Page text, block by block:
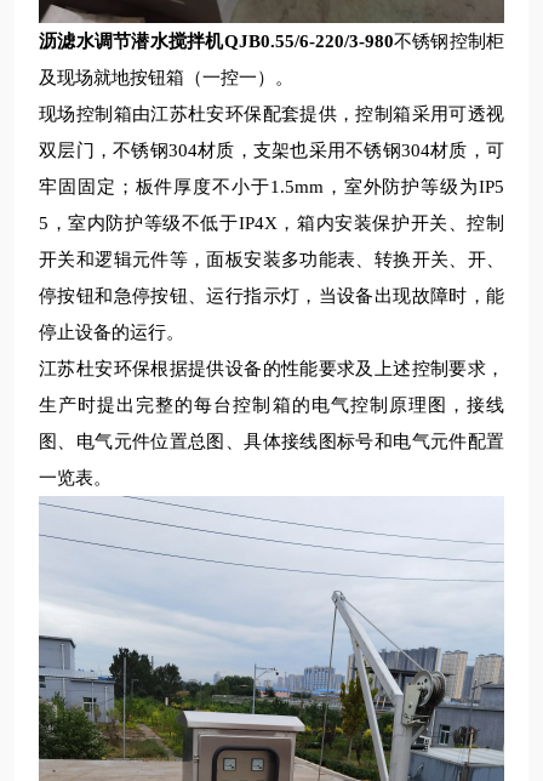
沥滤水调节潜水搅拌机QJB0.55/6-220/3-980不锈钢控制柜
及现场就地按钮箱（一控一）。
现场控制箱由江苏杜安环保配套提供，控制箱采用可透视
双层门，不锈钢304材质，支架也采用不锈钢304材质，可
牢固固定；板件厚度不小于1.5mm ，室外防护等级为IP5
5 ，室内防护等级不低于IP4X ，箱内安装保护开关、控制
开关和逻辑元件等，面板安装多功能表、转换开关、开、
停按钮和急停按钮、运行指示灯，当设备出现故障时，能
停止设备的运行。
江苏杜安环保根据提供设备的性能要求及上述控制要求，
生产时提出完整的每台控制箱的电气控制原理图，接线
图、电气元件位置总图、具体接线图标号和电气元件配置
一览表。